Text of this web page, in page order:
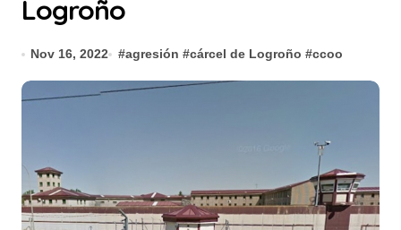
Logroño
Nov 16, 2022 #agresión #cárcel de Logroño #ccoo